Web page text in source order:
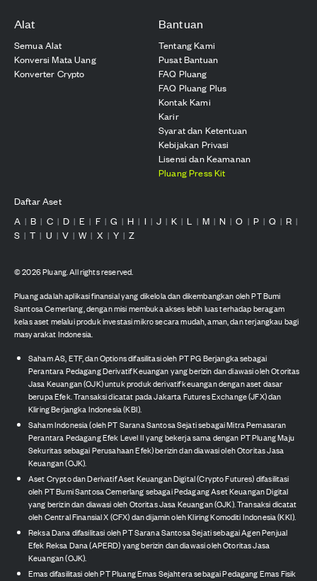
Alat
Semua Alat
Konversi Mata Uang
Konverter Crypto
Bantuan
Tentang Kami
Pusat Bantuan
FAQ Pluang
FAQ Pluang Plus
Kontak Kami
Karir
Syarat dan Ketentuan
Kebijakan Privasi
Lisensi dan Keamanan
Pluang Press Kit
Daftar Aset
A | B | C | D | E | F | G | H | I | J | K | L | M | N | O | P | Q | R |
S | T | U | V | W | X | Y | Z
©2026Pluang. All rights reserved.
Pluang adalah aplikasi finansial yang dikelola dan dikembangkan oleh PT Bumi
Santosa Cemerlang, dengan misi membuka akses lebih luas terhadap beragam
kelas aset melalui produk investasi mikro secara mudah, aman, dan terjangkau bagi
masyarakat Indonesia.
Saham AS, ETF, dan Options difasilitasi oleh PT PG Berjangka sebagai
Perantara Pedagang Derivatif Keuangan yang berizin dan diawasi oleh Otoritas
Jasa Keuangan (OJK) untuk produk derivatif keuangan dengan aset dasar
berupa Efek. Transaksi dicatat pada Jakarta Futures Exchange (JFX) dan
Kliring Berjangka Indonesia (KBI).
Saham Indonesia (oleh PT Sarana Santosa Sejati sebagai Mitra Pemasaran
Perantara Pedagang Efek Level II yang bekerja sama dengan PT Pluang Maju
Sekuritas sebagai Perusahaan Efek) berizin dan diawasi oleh Otoritas Jasa
Keuangan (OJK).
Aset Crypto dan Derivatif Aset Keuangan Digital (Crypto Futures) difasilitasi
oleh PT Bumi Santosa Cemerlang sebagai Pedagang Aset Keuangan Digital
yang berizin dan diawasi oleh Otoritas Jasa Keuangan (OJK). Transaksi dicatat
oleh Central Finansial X (CFX) dan dijamin oleh Kliring Komoditi Indonesia (KKI).
Reksa Dana difasilitasi oleh PT Sarana Santosa Sejati sebagai Agen Penjual
Efek Reksa Dana (APERD) yang berizin dan diawasi oleh Otoritas Jasa
Keuangan (OJK).
Emas difasilitasi oleh PT Pluang Emas Sejahtera sebagai Pedagang Emas Fisik